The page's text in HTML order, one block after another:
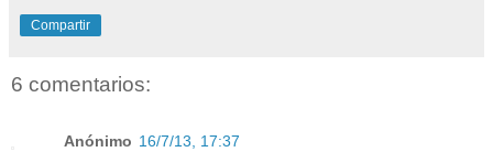
Compartir
6 comentarios:
Anónimo 16/7/13, 17:37